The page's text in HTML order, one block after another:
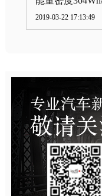
2019-03-22 17:13:49